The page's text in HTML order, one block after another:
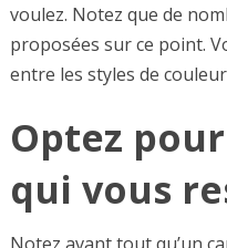
voulez. Notez que de
proposées sur ce point.
entre les styles de
Optez
qui vous